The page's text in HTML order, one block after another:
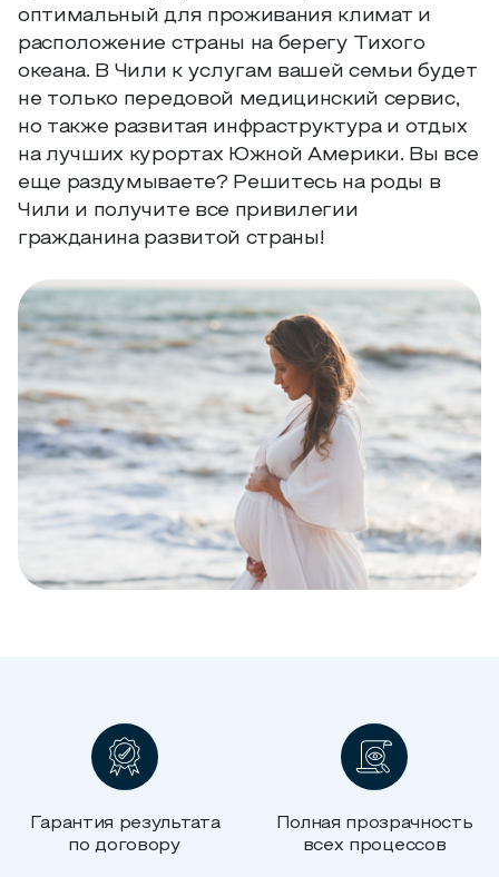
оптимальный для проживания климат и
расположение страны на берегу Тихого
океана. В Чили к услугам вашей семьи будет
не только передовой медицинский сервис,
но также развитая инфраструктура и отдых
на лучших курортах Южной Америки. Вы все
еще раздумываете? Решитесь на роды в
Чили и получите все привилегии
гражданина развитой страны!
Гарантия результата
по договору
Полная прозрачность
всех процессов